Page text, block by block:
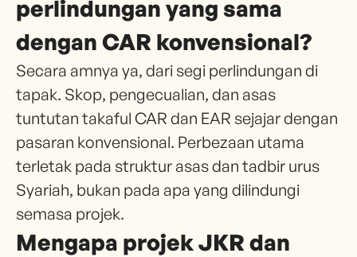
perlindungan yang sama
dengan CAR konvensional?
Secara amnya ya, dari segi perlindungan di
tapak. Skop, pengecualian, dan asas
tuntutan takaful CAR dan EAR sejajar dengan
pasaran konvensional. Perbezaan utama
terletak pada struktur asas dan tadbir urus
Syariah, bukan pada apa yang dilindungi
semasa projek.
Mengapa projek JKR dan